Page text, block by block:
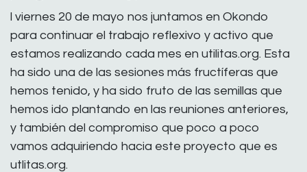
l viernes 20 de mayo nos juntamos en Okondo
para continuar el trabajo reflexivo y activo que
estamos realizando cada mes en utilitas.org. Esta
ha sido una de las sesiones más fructíferas que
hemos tenido, y ha sido fruto de las semillas que
hemos ido plantando en las reuniones anteriores,
y también del compromiso que poco a poco
vamos adquiriendo hacia este proyecto que es
utlitas.org.